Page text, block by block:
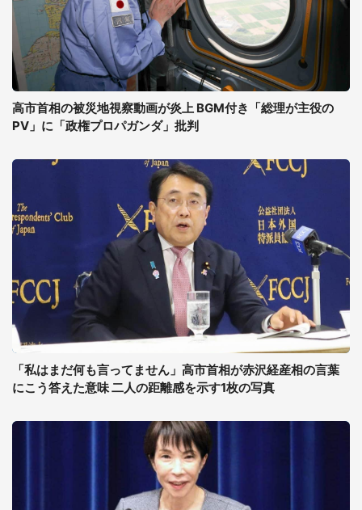
高市首相の被災地視察動画が炎上 BGM付き「総理が主役の
PV」に「政権プロパガンダ」批判
「私はまだ何も言ってません」高市首相が赤沢経産相の言葉
にこう答えた意味 二人の距離感を示す1枚の写真